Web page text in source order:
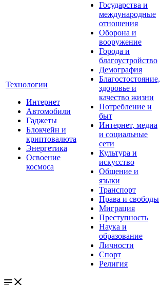
Технологии
Интернет
Автомобили
Гаджеты
Блокчейн и
криптовалюта
Энергетика
Освоение
космоса
Государства и
международные
отношения
Оборона и
вооружение
Города и
благоустройство
Демография
Благостостояние,
здоровье и
качество жизни
Потребление и
быт
Интернет, медиа
и социальные
сети
Культура и
искусство
Общение и
языки
Транспорт
Права и свободы
Миграция
Преступность
Наука и
образование
Личности
Спорт
Религия